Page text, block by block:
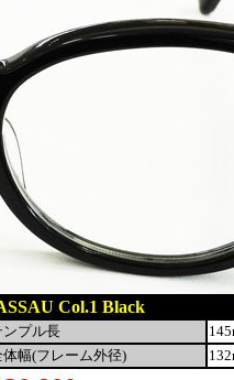
Col.1 Black
ンプル長
体幅(フレーム外径)